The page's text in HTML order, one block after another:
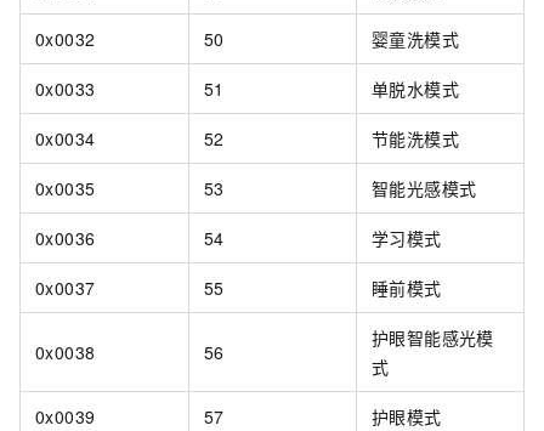
0x0032 50 婴童洗模式
0x0033 51 单脱水模式
0x0034 52 节能洗模式
0x0035 53 智能光感模式
0x0036 54 学习模式
0x0037 55 睡前模式
0x0038 56
护眼智能感光模
式
0x0039 57 护眼模式